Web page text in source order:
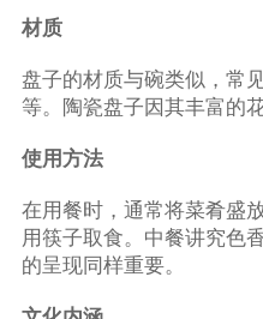
材质
盘子的材质与碗类似，常
等。陶瓷盘子因其丰富的
使用方法
在用餐时，通常将菜肴盛
用筷子取食。中餐讲究色
的呈现同样重要。